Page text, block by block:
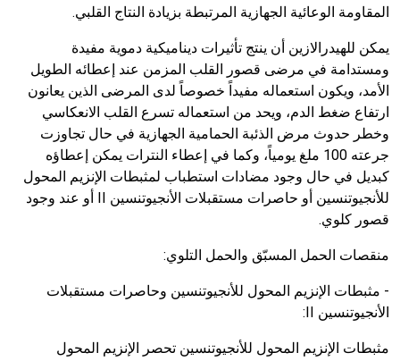
المقاومة الوعائية الجهازية المرتبطة بزيادة النتاج القلبي.
يمكن للهيدرالازين أن ينتج تأثيرات ديناميكية دموية مفيدة
ومستدامة في مرضى قصور القلب المزمن عند إعطائه الطويل
الأمد، ويكون استعماله مفيداً خصوصاً لدى المرضى الذين يعانون
ارتفاع ضغط الدم، ويحد من استعماله تسرع القلب الانعكاسي
وخطر حدوث مرض الذئبة الحمامية الجهازية في حال تجاوزت
جرعته 100 ملغ يومياً، وكما في إعطاء النترات يمكن إعطاؤه
كبديل في حال وجود مضادات استطباب لمثبطات الإنزيم المحول
للأنجيوتنسين أو حاصرات مستقبلات الأنجيوتنسين II أو عند وجود
قصور كلوي.
منقصات الحمل المسبّق والحمل التلوي:
- مثبطات الإنزيم المحول للأنجيوتنسين وحاصرات مستقبلات
الأنجيوتنسين II
:
مثبطات الإنزيم المحول للأنجيوتنسين تحصر الإنزيم المحول